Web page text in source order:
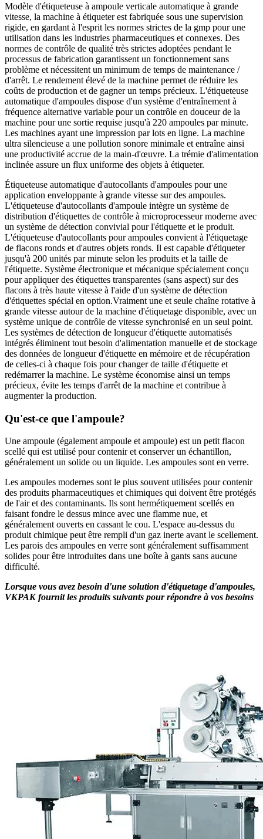
Modèle d'étiqueteuse à ampoule verticale automatique à grande
vitesse, la machine à étiqueter est fabriquée sous une supervision
rigide, en gardant à l'esprit les normes strictes de la gmp pour une
utilisation dans les industries pharmaceutiques et connexes. Des
normes de contrôle de qualité très strictes adoptées pendant le
processus de fabrication garantissent un fonctionnement sans
problème et nécessitent un minimum de temps de maintenance /
d'arrêt. Le rendement élevé de la machine permet de réduire les
coûts de production et de gagner un temps précieux. L'étiqueteuse
automatique d'ampoules dispose d'un système d'entraînement à
fréquence alternative variable pour un contrôle en douceur de la
machine pour une sortie requise jusqu'à 220 ampoules par minute.
Les machines ayant une impression par lots en ligne. La machine
ultra silencieuse a une pollution sonore minimale et entraîne ainsi
une productivité accrue de la main-d'œuvre. La trémie d'alimentation
inclinée assure un flux uniforme des objets à étiqueter.
Étiqueteuse automatique d'autocollants d'ampoules pour une
application enveloppante à grande vitesse sur des ampoules.
L'étiqueteuse d'autocollants d'ampoule intègre un système de
distribution d'étiquettes de contrôle à microprocesseur moderne avec
un système de détection convivial pour l'étiquette et le produit.
L'étiqueteuse d'autocollants pour ampoules convient à l'étiquetage
de flacons ronds et d'autres objets ronds. Il est capable d'étiqueter
jusqu'à 200 unités par minute selon les produits et la taille de
l'étiquette. Système électronique et mécanique spécialement conçu
pour appliquer des étiquettes transparentes (sans aspect) sur des
flacons à très haute vitesse à l'aide d'un système de détection
d'étiquettes spécial en option.Vraiment une et seule chaîne rotative à
grande vitesse autour de la machine d'étiquetage disponible, avec un
système unique de contrôle de vitesse synchronisé en un seul point.
Les systèmes de détection de longueur d'étiquette automatisés
intégrés éliminent tout besoin d'alimentation manuelle et de stockage
des données de longueur d'étiquette en mémoire et de récupération
de celles-ci à chaque fois pour changer de taille d'étiquette et
redémarrer la machine. Le système économise ainsi un temps
précieux, évite les temps d'arrêt de la machine et contribue à
augmenter la production.
Qu'est-ce que l'ampoule?
Une ampoule (également ampoule et ampoule) est un petit flacon
scellé qui est utilisé pour contenir et conserver un échantillon,
généralement un solide ou un liquide. Les ampoules sont en verre.
Les ampoules modernes sont le plus souvent utilisées pour contenir
des produits pharmaceutiques et chimiques qui doivent être protégés
de l'air et des contaminants. Ils sont hermétiquement scellés en
faisant fondre le dessus mince avec une flamme nue, et
généralement ouverts en cassant le cou. L'espace au-dessus du
produit chimique peut être rempli d'un gaz inerte avant le scellement.
Les parois des ampoules en verre sont généralement suffisamment
solides pour être introduites dans une boîte à gants sans aucune
difficulté.
Lorsque vous avez besoin d'une solution d'étiquetage d'ampoules,
VKPAK fournit les produits suivants pour répondre à vos besoins